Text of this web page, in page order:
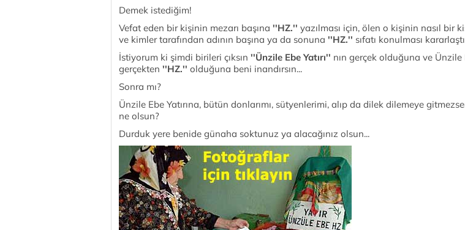
Demek istediğim!
Vefat eden bir kişinin mezarı başına ''HZ.'' yazılması için, ölen o kişinin nasıl bir
ve kimler tarafından adının başına ya da sonuna ''HZ.'' sıfatı konulması
İstiyorum ki şimdi birileri çıksın ''Ünzile Ebe Yatırı'' nın gerçek olduğuna ve Ünzile
gerçekten ''HZ.'' olduğuna beni inandırsın...
Sonra mı?
Ünzile Ebe Yatırına, bütün donlarımı, sütyenlerimi, alıp da dilek dilemeye
ne olsun?
Durduk yere benide günaha soktunuz ya alacağınız olsun...